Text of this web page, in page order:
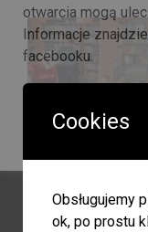
otwarcia mogą
Informacje
facebooku.
JEDNOCZENIE
BR. BIBLIOTEKA
Cookies
Obsługujemy
ok, po prostu